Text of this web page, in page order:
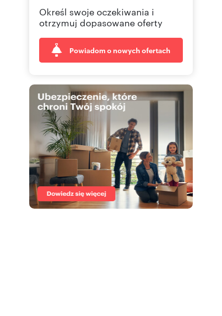
Określ swoje oczekiwania i
otrzymuj dopasowane oferty
Powiadom o nowych ofertach